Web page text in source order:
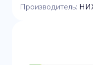
Производитель: